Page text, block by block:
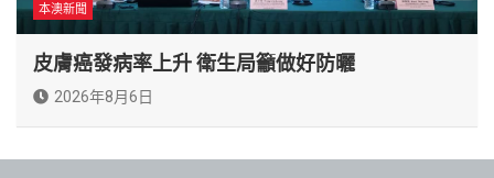
本澳新聞
皮膚癌發病率上升 衛生局籲做好防曬
2026年8月6日